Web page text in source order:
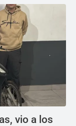
vio a los